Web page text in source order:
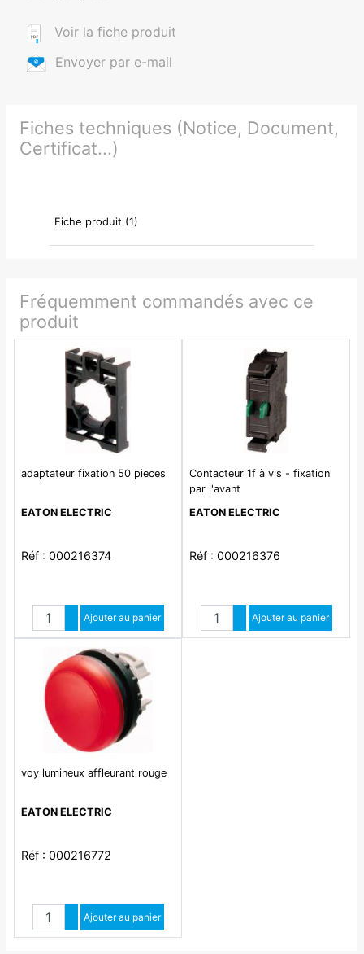
Voir la fiche produit
Envoyer par e-mail
Fiches techniques (Notice, Document,
Certificat...)
Fiche produit (1)
Fréquemment commandés avec ce
produit
adaptateur fixation 50 pieces
EATON ELECTRIC
Réf : 000216374
Quantité
Augmenter quantité
Diminuer quantité
Ajouter au panier
Contacteur 1f à vis - fixation
par l'avant
EATON ELECTRIC
Réf : 000216376
Quantité
Augmenter quantité
Diminuer quantité
Ajouter au panier
voy lumineux affleurant rouge
EATON ELECTRIC
Réf : 000216772
Quantité
Augmenter quantité
Diminuer quantité
Ajouter au panier